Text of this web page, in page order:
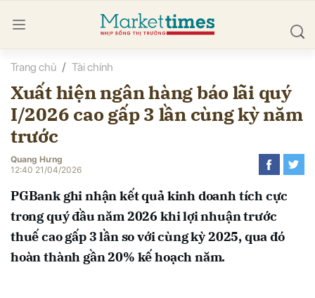
Trang chủ Tài chính
Xuất hiện ngân hàng báo lãi quý
I/2026 cao gấp 3 lần cùng kỳ năm
trước
Quang Hưng
12:40 21/04/2026
PGBank ghi nhận kết quả kinh doanh tích cực
trong quý đầu năm 2026 khi lợi nhuận trước
thuế cao gấp 3 lần so với cùng kỳ 2025, qua đó
hoàn thành gần 20% kế hoạch năm.
luận